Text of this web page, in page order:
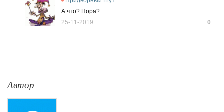
А что? Пора?
0
25-11-2019
Автор